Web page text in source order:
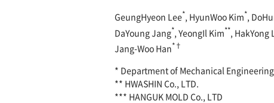
GeungHyeon Lee* , HyunWoo Kim* ,
DaYoung Jang* , YeongIl Kim** , HakYong
Jang-Woo Han*†
* Department of Mechanical
** HWASHIN Co., LTD.
*** HANGUK MOLD Co., LTD